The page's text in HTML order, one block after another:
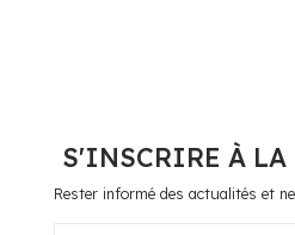
S'INSCRIRE À LA
Rester informé des actualités et